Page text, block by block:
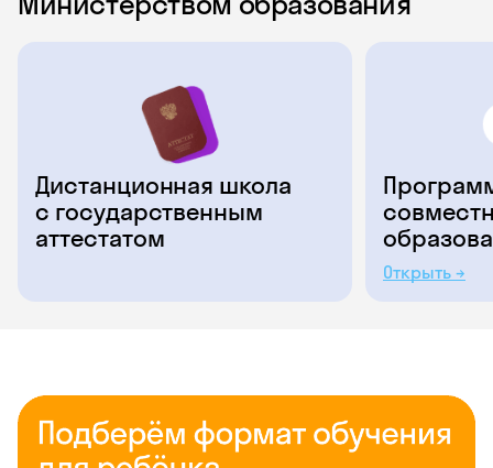
Дистанционная школа
с государственным
аттестатом
Открыть →